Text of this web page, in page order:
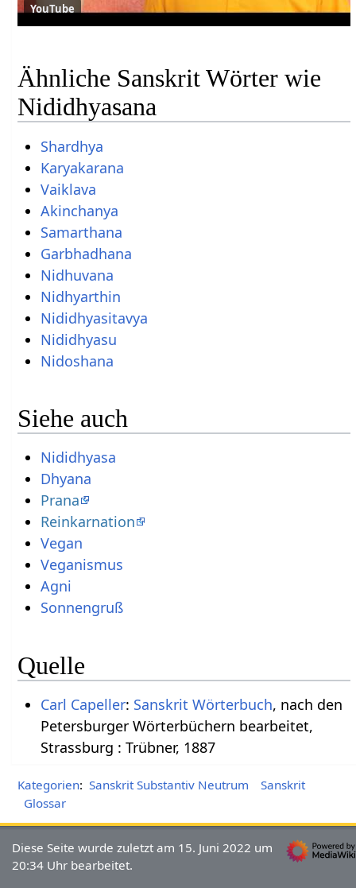
YouTube
Ähnliche Sanskrit Wörter wie
Nididhyasana
Shardhya
Karyakarana
Vaiklava
Akinchanya
Samarthana
Garbhadhana
Nidhuvana
Nidhyarthin
Nididhyasitavya
Nididhyasu
Nidoshana
Siehe auch
Nididhyasa
Dhyana
Prana
Reinkarnation
Vegan
Veganismus
Agni
Sonnengruß
Quelle
Carl Capeller: Sanskrit Wörterbuch, nach den
Petersburger Wörterbüchern bearbeitet,
Strassburg : Trübner, 1887
Kategorien: Sanskrit Substantiv Neutrum
Sanskrit
Glossar
Diese Seite wurde zuletzt am 15. Juni 2022 um
20:34 Uhr bearbeitet.